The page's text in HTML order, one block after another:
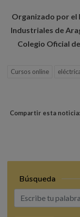
Organizado por el
Industriales de
Colegio Oficial
Cursos online
Compartir esta noticia:
Búsqueda